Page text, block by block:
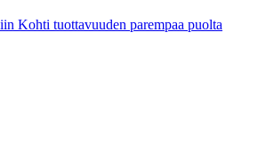
Kohti tuottavuuden parempaa puolta